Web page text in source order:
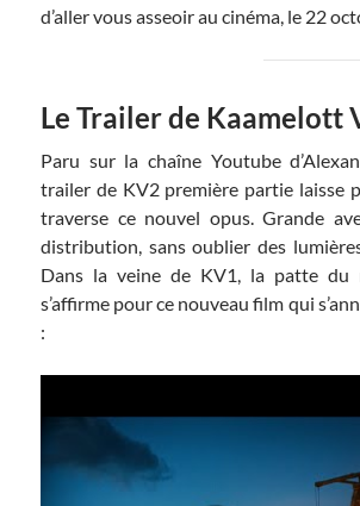
d’aller vous asseoir au cinéma, le 22
Le Trailer de Kaamelott
Paru sur la chaîne Youtube
trailer de KV2 première partie laisse
traverse ce nouvel opus. Grande
distribution, sans oublier des
Dans la veine de KV1, la patte du
s’affirme pour ce nouveau film qui
: